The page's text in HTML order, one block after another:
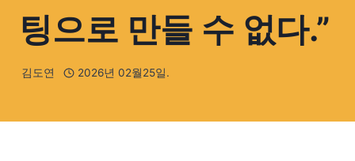
팅으로 만들 수 없다.”
김도연 2026년 02월25일.